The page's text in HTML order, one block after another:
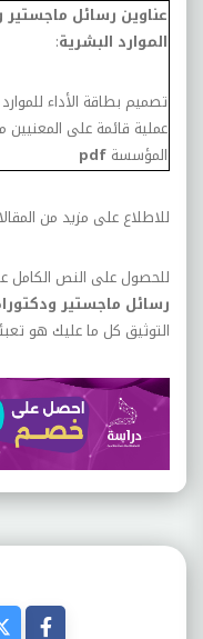
عناوين رسائل
الموارد البشرية:
تصميم بطاقة الأداء
عملية قائمة على
المؤسسة pdf
للاطلاع على مزيد من
للحصول على النص الكامل
رسائل ماجستير
التوثيق كل ما عليك هو